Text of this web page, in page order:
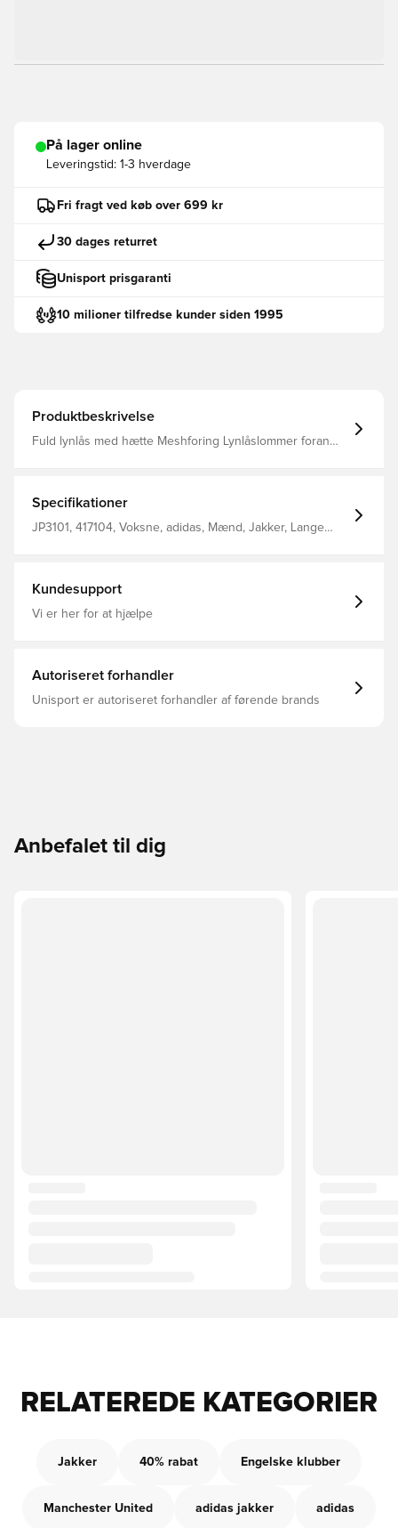
På lager online
Leveringstid: 1-3 hverdage
Fri fragt ved køb over 699 kr
30 dages returret
Unisport prisgaranti
10 milioner tilfredse kunder siden 1995
Produktbeskrivelse
Fuld lynlås med hætte Meshforing Lynlåslommer foran
Specifikationer
JP3101, 417104, Voksne, adidas, Mænd, Jakker, Lange
Kundesupport
Vi er her for at hjælpe
Autoriseret forhandler
Unisport er autoriseret forhandler af førende brands
Anbefalet til dig
RELATEREDE KATEGORIER
Jakker 40% rabat Engelske klubber
Manchester United adidas jakker adidas